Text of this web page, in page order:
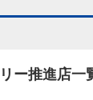
ー推進店一